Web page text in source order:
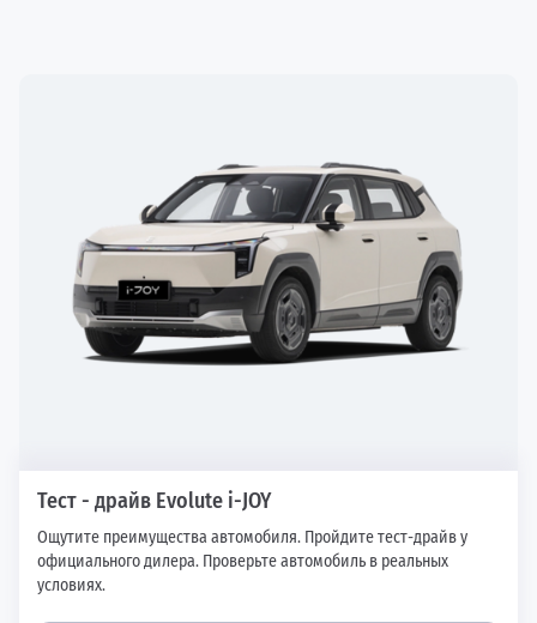
Тест - драйв Evolute i-JOY
Ощутите преимущества автомобиля. Пройдите тест-драйв у
официального дилера. Проверьте автомобиль в реальных
условиях.